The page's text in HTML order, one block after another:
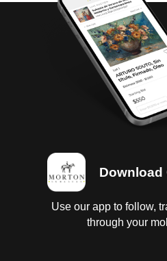
Download
Use our app to follow,
through your